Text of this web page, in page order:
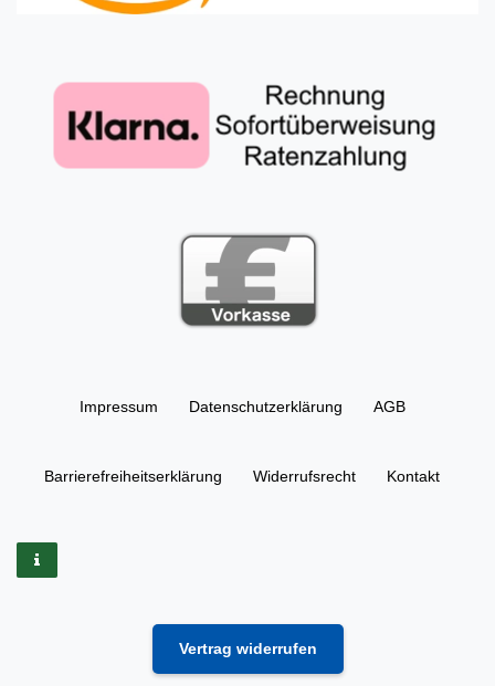
Impressum Daten­schutz­erklärung AGB
Barrierefreiheitserklärung Widerrufs­recht Kontakt
Vertrag widerrufen